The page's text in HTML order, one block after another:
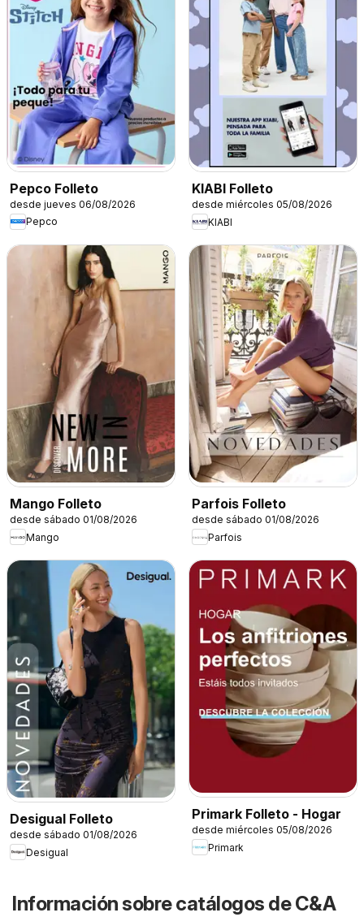
Pepco Folleto
desde jueves 06/08/2026
Pepco
KIABI Folleto
desde miércoles 05/08/2026
KIABI
Mango Folleto
desde sábado 01/08/2026
Mango
Parfois Folleto
desde sábado 01/08/2026
Parfois
Desigual Folleto
desde sábado 01/08/2026
Desigual
Primark Folleto - Hogar
desde miércoles 05/08/2026
Primark
Información sobre catálogos de C&A